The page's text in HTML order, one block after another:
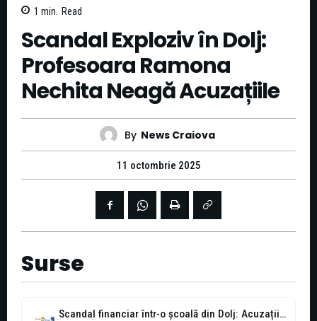
1 min. Read
Scandal Exploziv în Dolj:
Profesoara Ramona
Nechita Neagă Acuzațiile
By News Craiova
11 octombrie 2025
Surse
Scandal financiar într-o școală din Dolj: Acuzații de fals în acte